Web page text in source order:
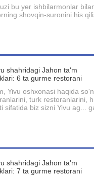
bu yer ishbilarmonlar
shovqin-suronini his
Yivu oshxonasi haqida
turk restoranlarini,
sifatida biz sizni Yivu ag...